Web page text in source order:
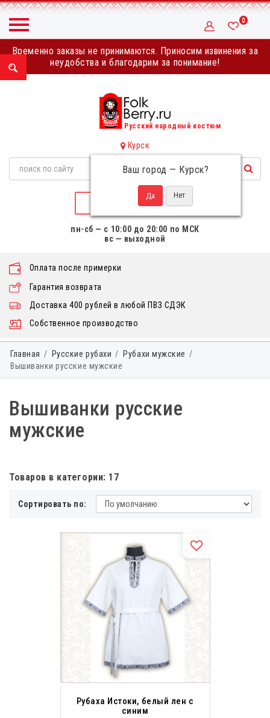
Временно заказы не принимаются. Приносим извинения за
неудобства и благодарим за понимание!
0
Русский народный костюм
Курск
Ваш город — Курск?
НАПИСАТЬ НАМ
пн-сб — с 10:00 до 20:00 по МСК
вс — выходной
Собственное производство
Оплата после примерки
Гарантия возврата
Доставка 400 рублей в любой ПВЗ СДЭК
Главная Русские рубахи
Рубахи мужские
Вышиванки русские мужские
Вышиванки русские
мужские
Товаров в категории: 17
Сортировать по:
Рубаха Истоки, белый лен с
синим